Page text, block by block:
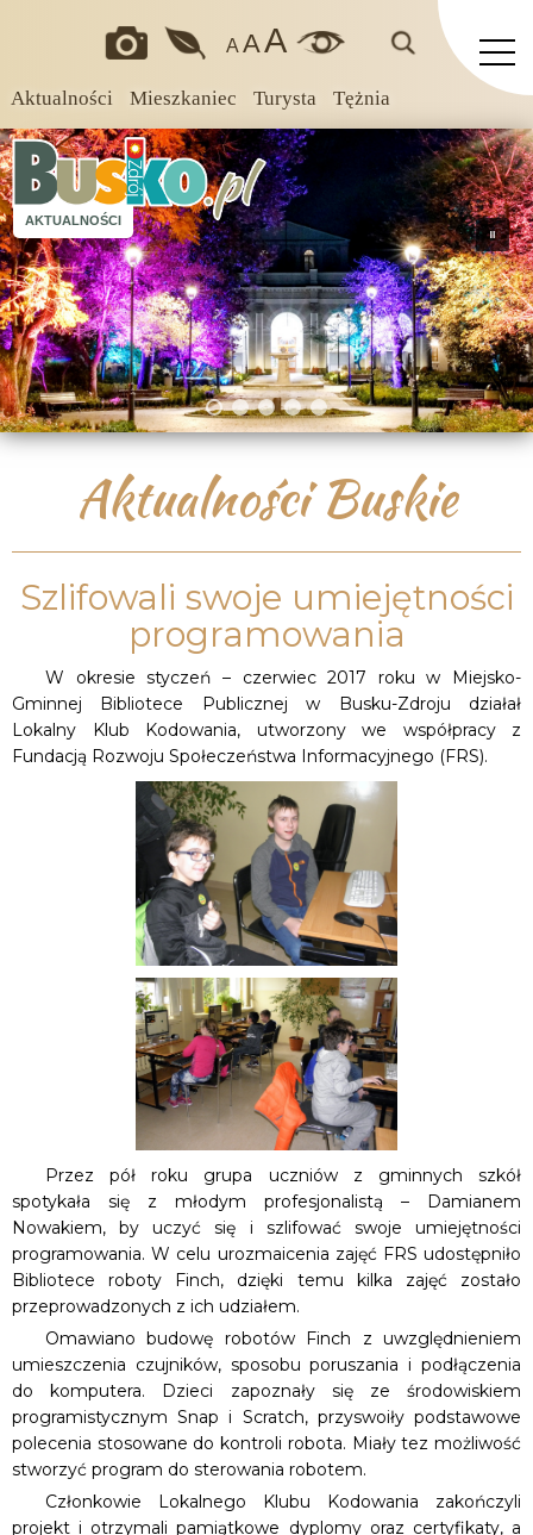
Aktualności Mieszkaniec Turysta Tężnia
A AA
AKTUALNOŚCI
Aktualności Buskie
Szlifowali swoje umiejętności
programowania
W okresie styczeń – czerwiec 2017 roku w Miejsko-
Gminnej Bibliotece Publicznej w Busku-Zdroju działał
Lokalny Klub Kodowania, utworzony we współpracy z
Fundacją Rozwoju Społeczeństwa Informacyjnego (FRS).
Przez pół roku grupa uczniów z gminnych szkół
spotykała się z młodym profesjonalistą – Damianem
Nowakiem, by uczyć się i szlifować swoje umiejętności
programowania. W celu urozmaicenia zajęć FRS udostępniło
Bibliotece roboty Finch, dzięki temu kilka zajęć zostało
przeprowadzonych z ich udziałem.
Omawiano budowę robotów Finch z uwzględnieniem
umieszczenia czujników, sposobu poruszania i podłączenia
do komputera. Dzieci zapoznały się ze środowiskiem
programistycznym Snap i Scratch, przyswoiły podstawowe
polecenia stosowane do kontroli robota. Miały tez możliwość
stworzyć program do sterowania robotem.
Członkowie Lokalnego Klubu Kodowania zakończyli
projekt i otrzymali pamiątkowe dyplomy oraz certyfikaty, a